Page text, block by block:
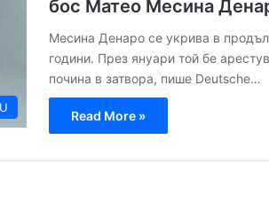
бос Матео Месина
Месина Денаро се укрива в
години. През януари той бе
почина в затвора, пише Deutsche…
Read More »